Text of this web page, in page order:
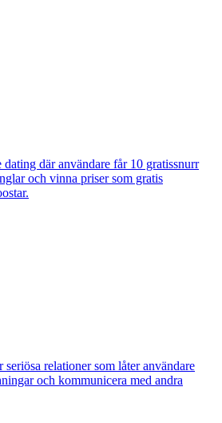
där användare får 10 gratissnurr
och vinna priser som gratis
relationer som låter användare
och kommunicera med andra